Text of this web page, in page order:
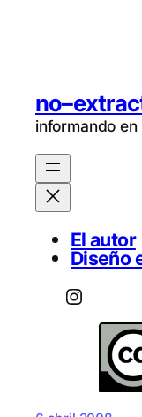
informando en
El autor
Diseño
Instagram